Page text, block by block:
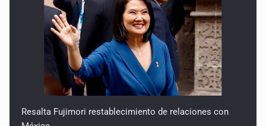
Resalta Fujimori restablecimiento de relaciones con